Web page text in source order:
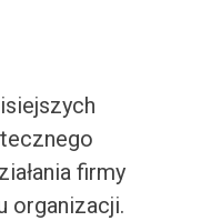
firmy
organizacji.